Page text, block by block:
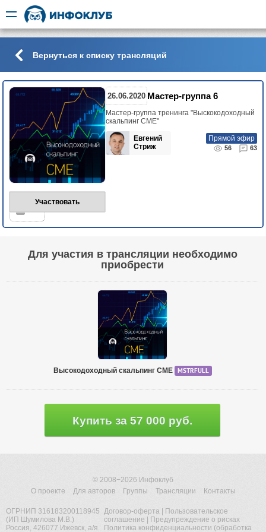
Вернуться к списку трансляций
Участвовать
26.06.2020 Мастер-группа 6
Мастер-группа тренинга "Выскокодоходный
скальпинг СМЕ"
Евгений
Стриж
Прямой эфир
56 63
Для участия в трансляции необходимо
приобрести
Высокодоходный скальпинг СМЕ MSTRFULL
Купить за 57 000 руб.
© 2008−2026 Инфоклуб
О проекте
Для авторов Группы Трансляции Контакты
ОГРНИП 316183200118945
(ИП Шумилова М.В.)
Россия, 426077 Ижевск, а/я
Договор-оферта|
Пользовательское
соглашение
Предупреждение о рисках
Политика конфиденциальности (обработка